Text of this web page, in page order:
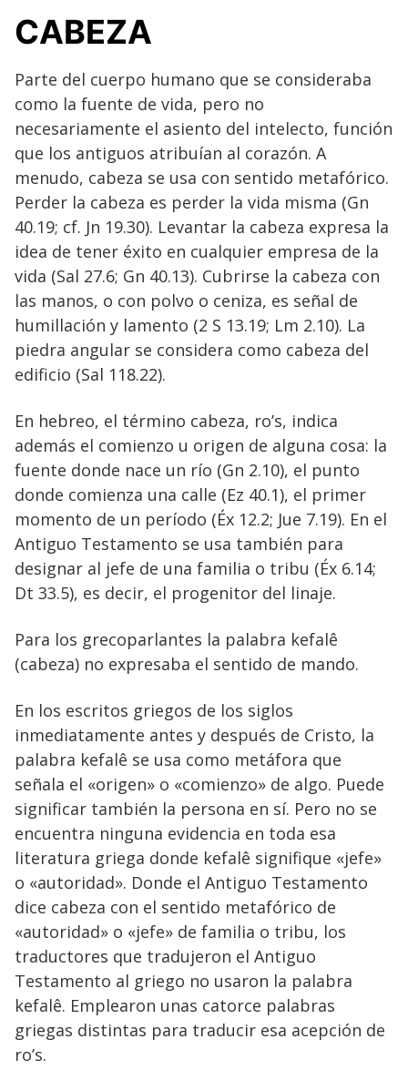
CABEZA
Parte del cuerpo humano que se consideraba
como la fuente de vida, pero no
necesariamente el asiento del intelecto, función
que los antiguos atribuían al corazón. A
menudo, cabeza se usa con sentido metafórico.
Perder la cabeza es perder la vida misma (Gn
40.19; cf. Jn 19.30). Levantar la cabeza expresa la
idea de tener éxito en cualquier empresa de la
vida (Sal 27.6; Gn 40.13). Cubrirse la cabeza con
las manos, o con polvo o ceniza, es señal de
humillación y lamento (2 S 13.19; Lm 2.10). La
piedra angular se considera como cabeza del
edificio (Sal 118.22).
En hebreo, el término cabeza, ro’s, indica
además el comienzo u origen de alguna cosa: la
fuente donde nace un río (Gn 2.10), el punto
donde comienza una calle (Ez 40.1), el primer
momento de un período (Éx 12.2; Jue 7.19). En el
Antiguo Testamento se usa también para
designar al jefe de una familia o tribu (Éx 6.14;
Dt 33.5), es decir, el progenitor del linaje.
Para los grecoparlantes la palabra kefalê
(cabeza) no expresaba el sentido de mando.
En los escritos griegos de los siglos
inmediatamente antes y después de Cristo, la
palabra kefalê se usa como metáfora que
señala el «origen» o «comienzo» de algo. Puede
significar también la persona en sí. Pero no se
encuentra ninguna evidencia en toda esa
literatura griega donde kefalê signifique «jefe»
o «autoridad». Donde el Antiguo Testamento
dice cabeza con el sentido metafórico de
«autoridad» o «jefe» de familia o tribu, los
traductores que tradujeron el Antiguo
Testamento al griego no usaron la palabra
kefalê. Emplearon unas catorce palabras
griegas distintas para traducir esa acepción de
ro’s.